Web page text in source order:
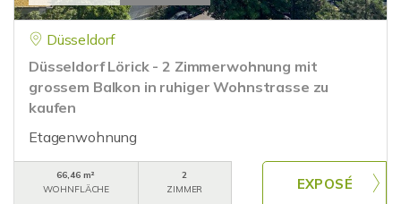
Düsseldorf
Düsseldorf Lörick - 2 Zimmerwohnung mit
grossem Balkon in ruhiger Wohnstrasse zu
kaufen
Etagenwohnung
66,46 m²
WOHNFLÄCHE
2
ZIMMER